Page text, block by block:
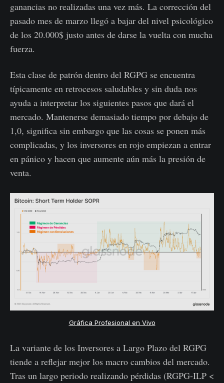
ganancias no realizadas una vez más. La corrección del
pasado mes de marzo llegó a bajar del nivel psicológico
de los 20.000$ justo antes de darse la vuelta con mucha
fuerza.
Esta clase de patrón dentro del RGPG se encuentra
típicamente en retrocesos saludables y sin duda nos
ayuda a interpretar los siguientes pasos que dará el
mercado. Mantenerse demasiado tiempo por debajo de
1,0, significa sin embargo que las cosas se ponen más
complicadas, y los inversores en rojo empiezan a entrar
en pánico y hacen que aumente aún más la presión de
venta.
Gráfica Profesional en Vivo
La variante de los Inversores a Largo Plazo del RGPG
tiende a reflejar mejor los macro cambios del mercado.
Tras un largo periodo realizando pérdidas (RGPG-ILP <